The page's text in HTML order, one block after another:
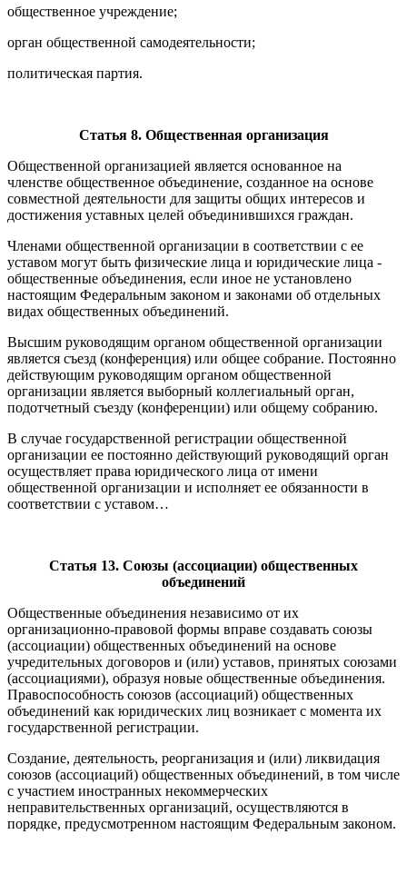
общественное учреждение;
орган общественной самодеятельности;
политическая партия.
Статья 8. Общественная организация
Общественной организацией является основанное на
членстве общественное объединение, созданное на основе
совместной деятельности для защиты общих интересов и
достижения уставных целей объединившихся граждан.
Членами общественной организации в соответствии с ее
уставом могут быть физические лица и юридические лица -
общественные объединения, если иное не установлено
настоящим Федеральным законом и законами об отдельных
видах общественных объединений.
Высшим руководящим органом общественной организации
является съезд (конференция) или общее собрание. Постоянно
действующим руководящим органом общественной
организации является выборный коллегиальный орган,
подотчетный съезду (конференции) или общему собранию.
В случае государственной регистрации общественной
организации ее постоянно действующий руководящий орган
осуществляет права юридического лица от имени
общественной организации и исполняет ее обязанности в
соответствии с уставом…
Статья 13. Союзы (ассоциации) общественных
объединений
Общественные объединения независимо от их
организационно-правовой формы вправе создавать союзы
(ассоциации) общественных объединений на основе
учредительных договоров и (или) уставов, принятых союзами
(ассоциациями), образуя новые общественные объединения.
Правоспособность союзов (ассоциаций) общественных
объединений как юридических лиц возникает с момента их
государственной регистрации.
Создание, деятельность, реорганизация и (или) ликвидация
союзов (ассоциаций) общественных объединений, в том числе
с участием иностранных некоммерческих
неправительственных организаций, осуществляются в
порядке, предусмотренном настоящим Федеральным законом.